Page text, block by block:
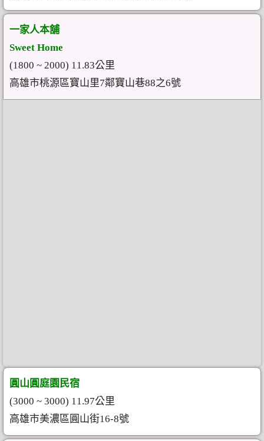
一家人本舖
Sweet Home
(1800 ~ 2000) 11.83公里
高雄市桃源區寶山里7鄰寶山巷88之6號
圓山圓庭園民宿
(3000 ~ 3000) 11.97公里
高雄市美濃區圓山街16-8號